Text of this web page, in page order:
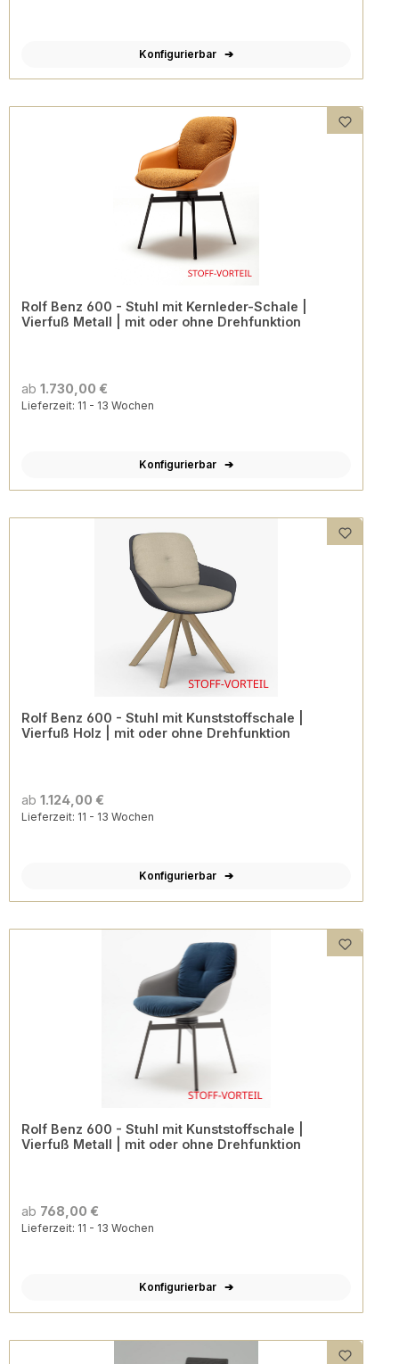
Konfigurierbar
Rolf Benz 600 - Stuhl mit Kernleder-Schale |
Vierfuß Metall | mit oder ohne Drehfunktion
ab 1.730,00 €
Lieferzeit: 11 - 13 Wochen
Konfigurierbar
Rolf Benz 600 - Stuhl mit Kunststoffschale |
Vierfuß Holz | mit oder ohne Drehfunktion
ab 1.124,00 €
Lieferzeit: 11 - 13 Wochen
Konfigurierbar
Rolf Benz 600 - Stuhl mit Kunststoffschale |
Vierfuß Metall | mit oder ohne Drehfunktion
ab 768,00 €
Lieferzeit: 11 - 13 Wochen
Konfigurierbar